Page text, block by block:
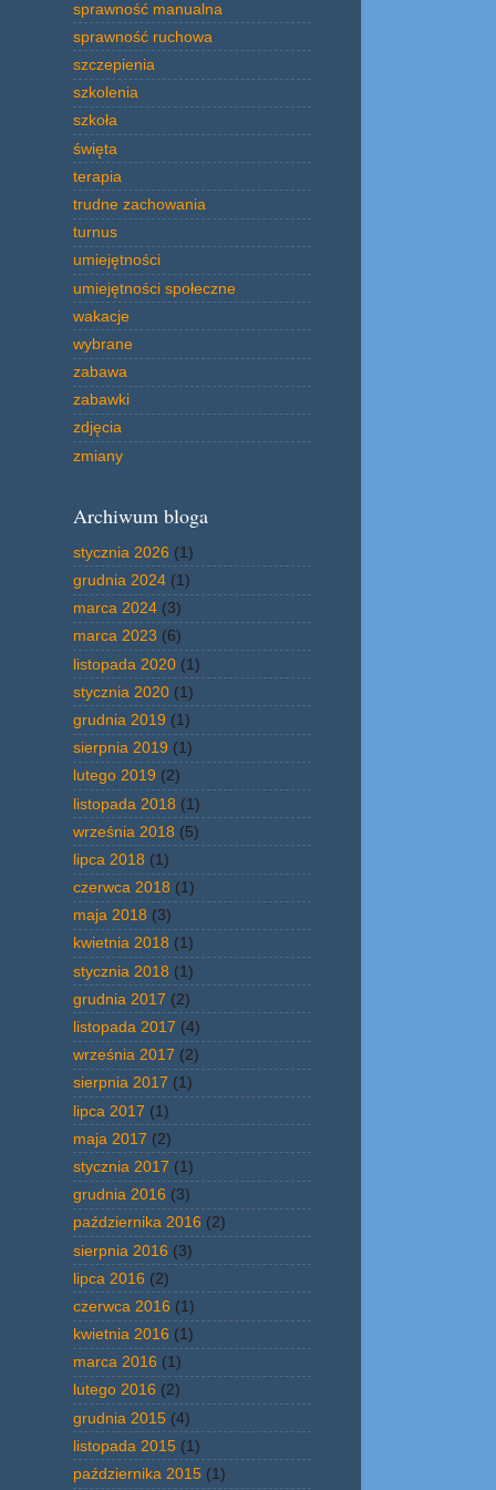
sprawność manualna
sprawność ruchowa
szczepienia
szkolenia
szkoła
święta
terapia
trudne zachowania
turnus
umiejętności
umiejętności społeczne
wakacje
wybrane
zabawa
zabawki
zdjęcia
zmiany
Archiwum bloga
stycznia 2026 (1)
grudnia 2024 (1)
marca 2024 (3)
marca 2023 (6)
listopada 2020 (1)
stycznia 2020 (1)
grudnia 2019 (1)
sierpnia 2019 (1)
lutego 2019 (2)
listopada 2018 (1)
września 2018 (5)
lipca 2018 (1)
czerwca 2018 (1)
maja 2018 (3)
kwietnia 2018 (1)
stycznia 2018 (1)
grudnia 2017 (2)
listopada 2017 (4)
września 2017 (2)
sierpnia 2017 (1)
lipca 2017 (1)
maja 2017 (2)
stycznia 2017 (1)
grudnia 2016 (3)
października 2016 (2)
sierpnia 2016 (3)
lipca 2016 (2)
czerwca 2016 (1)
kwietnia 2016 (1)
marca 2016 (1)
lutego 2016 (2)
grudnia 2015 (4)
listopada 2015 (1)
października 2015 (1)